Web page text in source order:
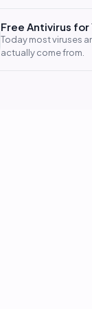
Free Antivirus for
Today most viruses
actually come from.